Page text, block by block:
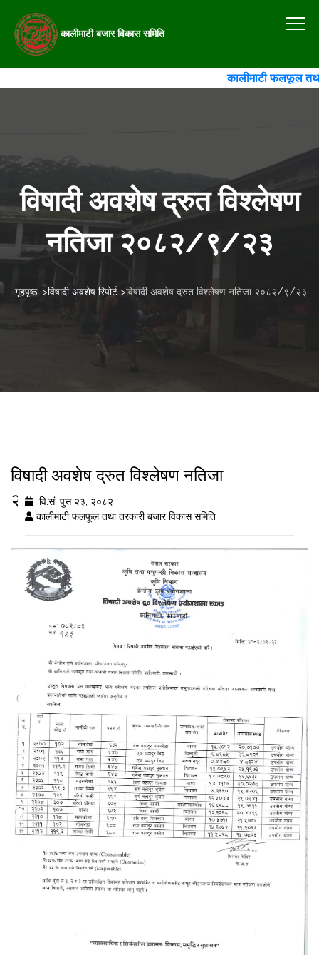
कालीमाटी बजार विकास समिति
कालीमाटी फलफूल तथा
विषादी अवशेष द्रुत विश्लेषण
नतिजा २०८२/९/२३
गृहपृष्ठ >विषादी अवशेष रिपोर्ट>विषादी अवशेष द्रुत विश्लेषण नतिजा २०८२/९/२३
विषादी अवशेष द्रुत विश्लेषण नतिजा
२०८२/९/२३
वि.सं. पुस २३, २०८२
कालीमाटी फलफूल तथा तरकारी बजार विकास समिति